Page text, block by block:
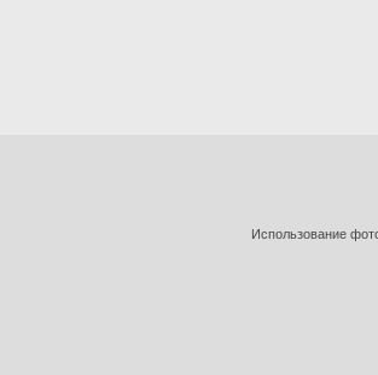
Использование